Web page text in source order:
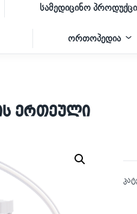
სამედიცინო
ორთოპედია
ერთეული